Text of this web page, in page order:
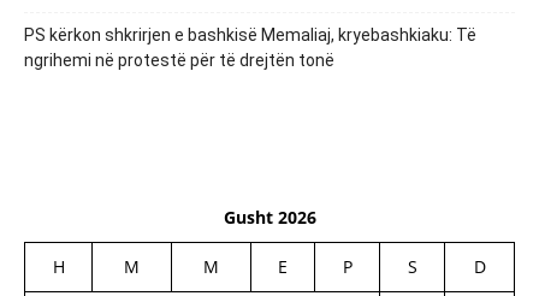
PS kërkon shkrirjen e bashkisë Memaliaj, kryebashkiaku: Të
ngrihemi në protestë për të drejtën tonë
Gusht 2026
H M M E P S D